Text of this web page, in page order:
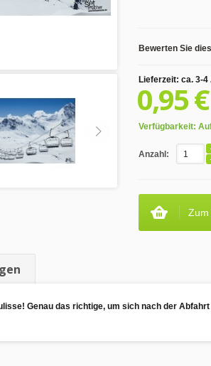
Bewerten Sie
Lieferzeit: ca. 3-
0,95 €
Verfügbarkeit:
Anzahl:
Zum
Genau das richtige, um sich nach der